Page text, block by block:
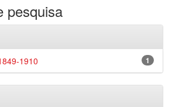
pesquisa
1
1910